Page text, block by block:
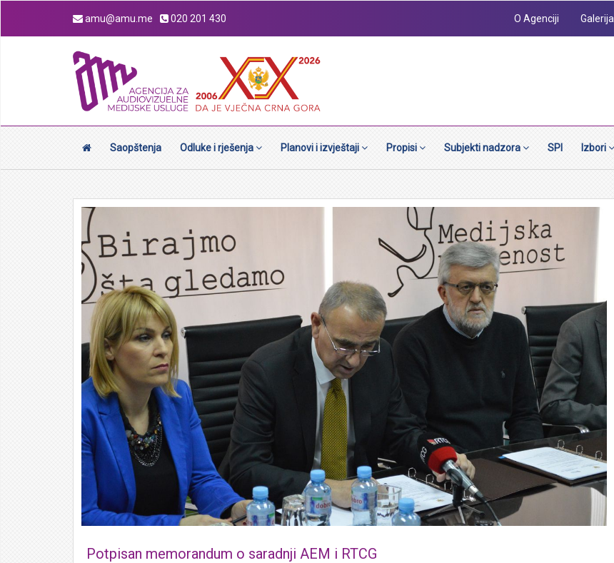
amu@amu.me 020 201 430 O Agenciji Galerija
Saopštenja Odluke i rješenja Planovi i izvještaji Propisi Subjekti nadzora SPI Izbori
Potpisan memorandum o saradnji AEM i RTCG